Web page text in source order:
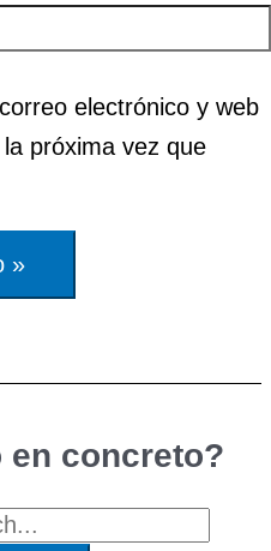
electrónico y web
próxima vez que
en concreto?